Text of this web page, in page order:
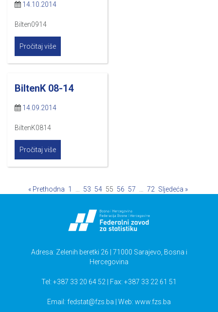
14.10.2014
Bilten0914
Pročitaj više
BiltenK 08-14
14.09.2014
BiltenK0814
Pročitaj više
« Prethodna 1 53 54 55 56 57 72 Sljedeća »
Adresa: Zelenih beretki 26 | 71000 Sarajevo, Bosna i
Hercegovina
Tel: +387 33 20 64 52 | Fax: +387 33 22 61 51
Email: fedstat@fzs.ba | Web: www.fzs.ba